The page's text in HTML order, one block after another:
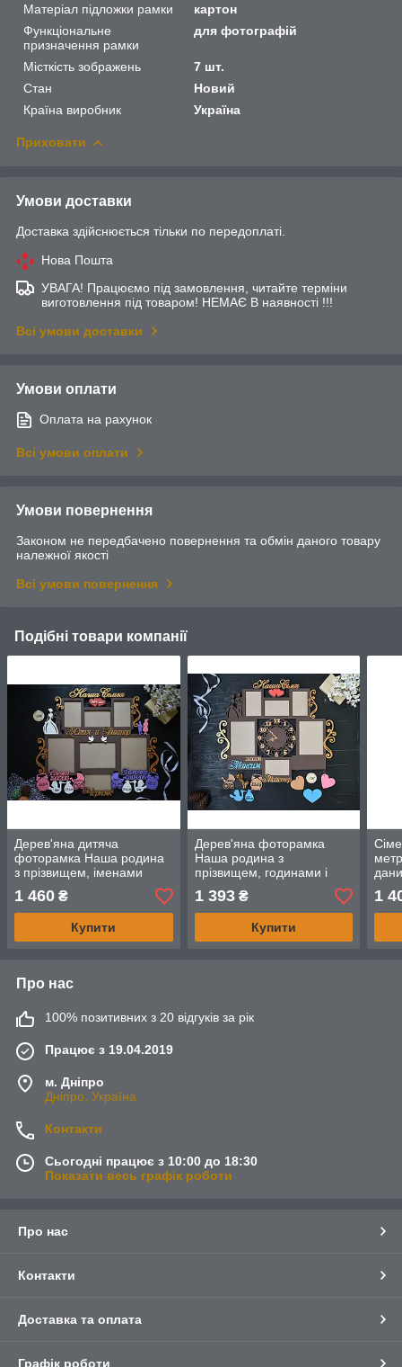
Матеріал підложки рамки
картон
Функціональне
призначення рамки
для фотографій
Місткість зображень
7 шт.
Стан
Новий
Країна виробник
Україна
Приховати
Умови доставки
Доставка здійснюється тільки по передоплаті.
Нова Пошта
УВАГА! Працюємо під замовлення, читайте терміни
виготовлення під товаром! НЕМАЄ В наявності !!!
Всі умови доставки
Умови оплати
Оплата на рахунок
Всі умови оплати
Умови повернення
Законом не передбачено повернення та обмін даного товару
належної якості
Всі умови повернення
Подібні товари компанії
Дерев'яна дитяча
фоторамка Наша родина
з прізвищем, іменами
батьків і метрикою дітей,
рамка на 7 фото
1 460 ₴
Купити
Дерев'яна фоторамка
Наша родина з
прізвищем, годинами і
метрикою дітей, на 6 фото
1 393₴
Купити
та
1
Про нас
100% позитивних з 20 відгуків за рік
Працює з 19.04.2019
м. Дніпро
Дніпро, Україна
Контакти
Сьогодні працює з 10:00 до 18:30
Показати весь графік роботи
Про нас
Контакти
Доставка та оплата
Графік роботи